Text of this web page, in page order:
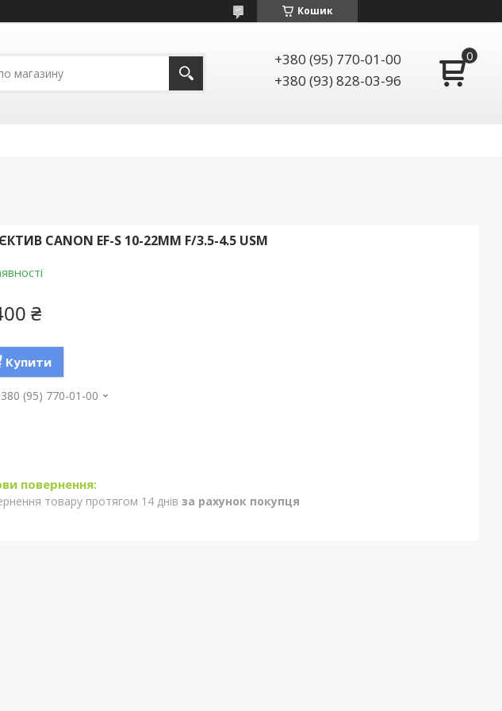
Кошик
+380 (95) 770-01-00
+380 (93) 828-03-96
CANON EF-S 10-22MM F/3.5-4.5 USM
₴
Купити
(95) 770-01-00
товару протягом 14 днів за рахунок покупця